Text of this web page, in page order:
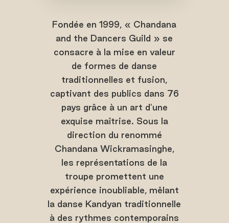
Fondée en 1999, « Chandana
and the Dancers Guild » se
consacre à la mise en valeur
de formes de danse
traditionnelles et fusion,
captivant des publics dans 76
pays grâce à un art d'une
exquise maîtrise. Sous la
direction du renommé
Chandana Wickramasinghe,
les représentations de la
troupe promettent une
expérience inoubliable, mêlant
la danse Kandyan traditionnelle
à des rythmes contemporains